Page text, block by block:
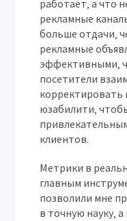
работает‚ а что
рекламные
больше отдачи‚
рекламные
эффективными‚
посетители
корректировать
юзабилити‚
клиентов.
Метрики в
главным
позволили мне
в точную науку‚